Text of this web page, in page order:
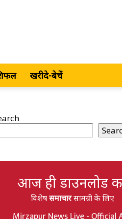
खरीदे-बेचें
आज ही डाउनलोड
विशेषसमाचारसामग्री के लिए